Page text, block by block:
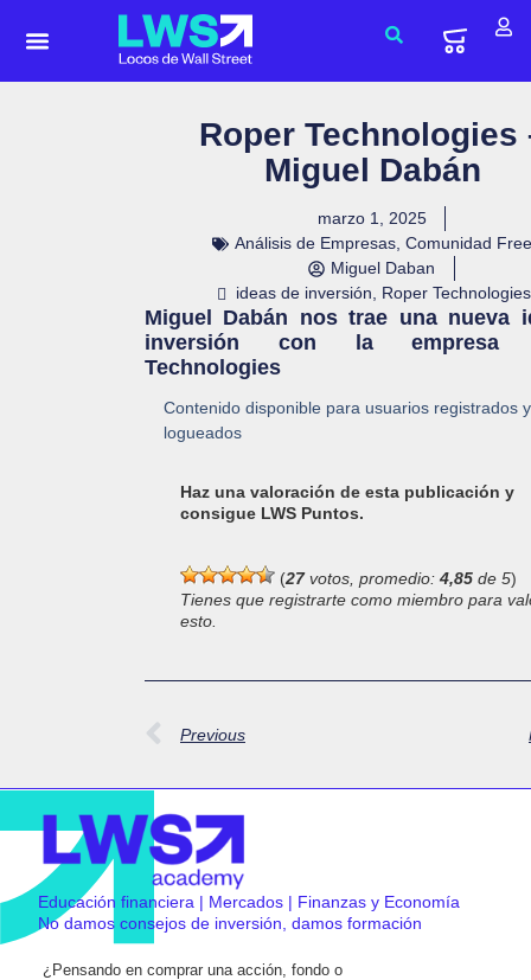
Roper Technologies
Miguel Dabán
marzo 1, 2025
Análisis de Empresas, Comunidad Free
Miguel Daban
ideas de inversión
Roper Technologies
Miguel Dabán nos trae una nueva
inversión con la empresa
Technologies
Contenido disponible para usuarios registrados y
logueados
Haz una valoración de esta publicación y
consigue LWS Puntos.
(27votos, promedio: 4,85 de 5)
Tienes que registrarte como miembro para
esto.
Previous
Educación financiera | Mercados | Finanzas y Economía
No damos consejos de inversión, damos formación
¿Pensando en comprar una acción, fondo o